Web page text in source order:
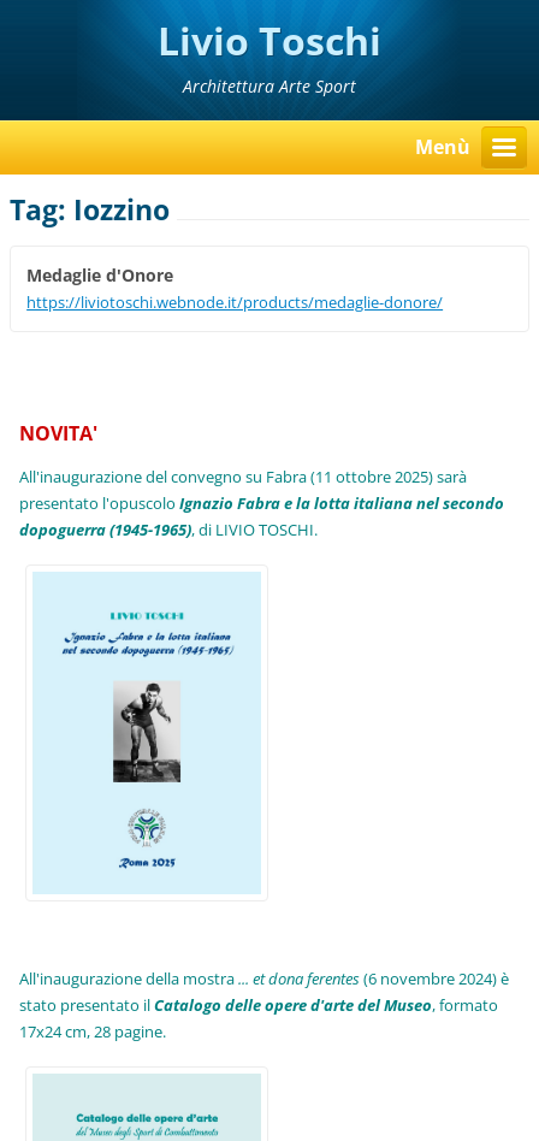
Livio Toschi
Architettura Arte Sport
Menù
Tag: Iozzino
Medaglie d'Onore
https://liviotoschi.webnode.it/products/medaglie-donore/
NOVITA'
All'inaugurazione del convegno su Fabra (11 ottobre 2025) sarà
presentato l'opuscoloIgnazio Fabra e la lotta italiana nel secondo
dopoguerra (1945-1965), di LIVIO TOSCHI.
All'inaugurazione della mostra... et dona ferentes(6 novembre 2024) è
stato presentato ilCatalogo delle opere d'arte del Museo, formato
17x24 cm, 28 pagine.